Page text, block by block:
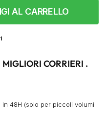
AL CARRELLO
CORRIERI .
48H (solo per piccoli volumi